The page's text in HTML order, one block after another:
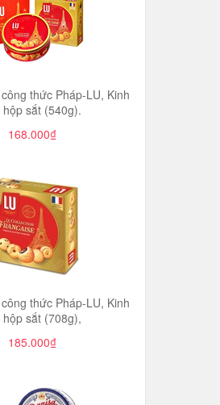
thức Pháp-LU, Kinh
sắt (540g).
168.000₫
thức Pháp-LU, Kinh
sắt (708g),
185.000₫